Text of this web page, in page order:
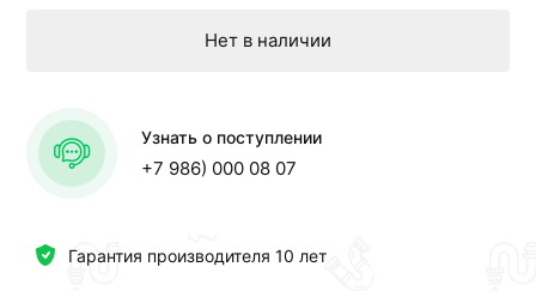
Гарантия производителя 10 лет
Нет в наличии
Узнать о поступлении
+7 986) 000 08 07